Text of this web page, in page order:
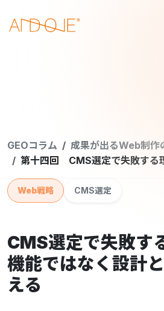
GEOコラム
成果が出るWeb制作
第十四回 CMS選定で失敗する
Web戦略 CMS選定
CMS選定で失敗す
機能ではなく設計
える